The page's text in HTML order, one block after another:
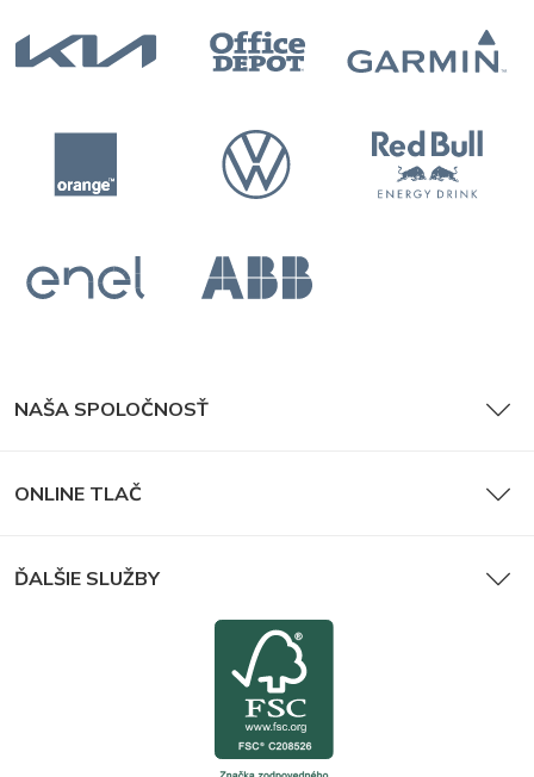
NAŠA SPOLOČNOSŤ
ONLINE TLAČ
ĎALŠIE SLUŽBY